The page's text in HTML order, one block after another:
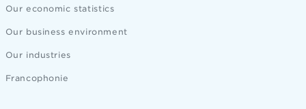
EMAIL
PHONE NUMBER
Our economic statistics
Our business environment
Our industries
Francophonie